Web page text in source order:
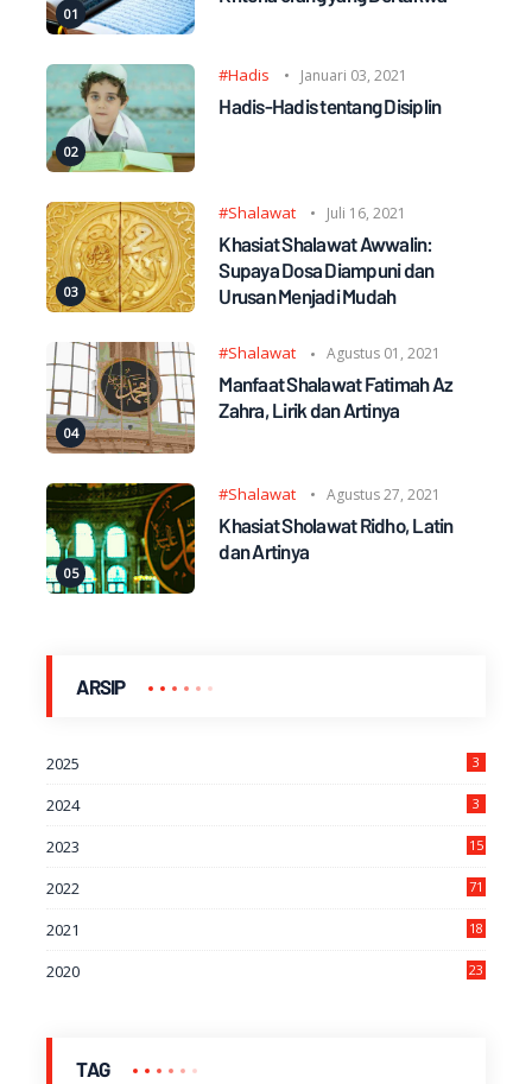
#Hadis Januari 03, 2021
Hadis-Hadis tentang Disiplin
#Shalawat Juli 16, 2021
Khasiat Shalawat Awwalin:
Supaya Dosa Diampuni dan
Urusan Menjadi Mudah
#Shalawat Agustus 01, 2021
Manfaat Shalawat Fatimah Az
Zahra, Lirik dan Artinya
#Shalawat Agustus 27, 2021
Khasiat Sholawat Ridho, Latin
dan Artinya
ARSIP
2025 3
2024 3
2023 15
2022 71
2021
18
2020
23
TAG